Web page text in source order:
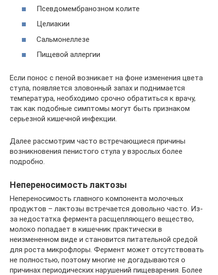
Псевдомембранозном колите
Целиакии
Сальмонеллезе
Пищевой аллергии
Если понос с пеной возникает на фоне изменения цвета
стула, появляется зловонный запах и поднимается
температура, необходимо срочно обратиться к врачу,
так как подобные симптомы могут быть признаком
серьезной кишечной инфекции.
Далее рассмотрим часто встречающиеся причины
возникновения пенистого стула у взрослых более
подробно.
Непереносимость лактозы
Непереносимость главного компонента молочных
продуктов – лактозы встречается довольно часто. Из-
за недостатка фермента расщепляющего вещество,
молоко попадает в кишечник практически в
неизмененном виде и становится питательной средой
для роста микрофлоры. Фермент может отсутствовать
не полностью, поэтому многие не догадываются о
причинах периодических нарушений пищеварения. Более